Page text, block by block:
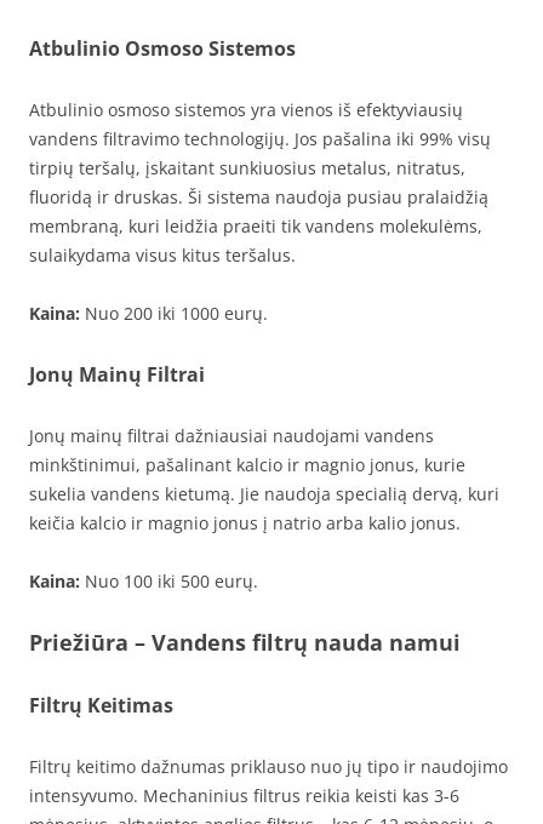
Atbulinio Osmoso Sistemos
Atbulinio osmoso sistemos yra vienos iš efektyviausių
vandens filtravimo technologijų. Jos pašalina iki 99% visų
tirpių teršalų, įskaitant sunkiuosius metalus, nitratus,
fluoridą ir druskas. Ši sistema naudoja pusiau pralaidžią
membraną, kuri leidžia praeiti tik vandens molekulėms,
sulaikydama visus kitus teršalus.
Kaina: Nuo 200 iki 1000 eurų.
Jonų Mainų Filtrai
Jonų mainų filtrai dažniausiai naudojami vandens
minkštinimui, pašalinant kalcio ir magnio jonus, kurie
sukelia vandens kietumą. Jie naudoja specialią dervą, kuri
keičia kalcio ir magnio jonus į natrio arba kalio jonus.
Kaina: Nuo 100 iki 500 eurų.
Priežiūra – Vandens filtrų nauda namui
Filtrų Keitimas
Filtrų keitimo dažnumas priklauso nuo jų tipo ir naudojimo
intensyvumo. Mechaninius filtrus reikia keisti kas 3-6